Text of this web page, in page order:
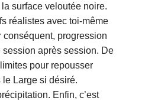
surface veloutée noire.
réalistes avec toi-même
conséquent, progression
session après session. De
pour repousser
Large si désiré.
Enfin, c’est